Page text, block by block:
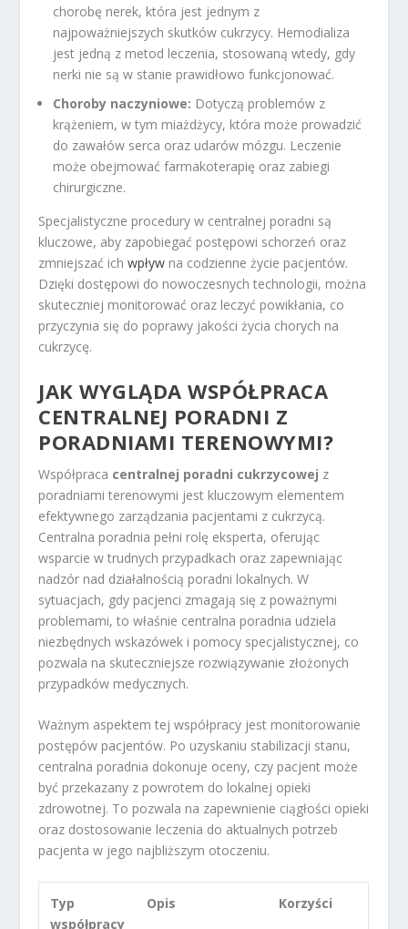
chorobę nerek, która jest jednym z
najpoważniejszych skutków cukrzycy. Hemodializa
jest jedną z metod leczenia, stosowaną wtedy, gdy
nerki nie są w stanie prawidłowo funkcjonować.
Choroby naczyniowe: Dotyczą problemów z
krążeniem, w tym miażdżycy, która może prowadzić
do zawałów serca oraz udarów mózgu. Leczenie
może obejmować farmakoterapię oraz zabiegi
chirurgiczne.
Specjalistyczne procedury w centralnej poradni są
kluczowe, aby zapobiegać postępowi schorzeń oraz
zmniejszać ichwpływ na codzienne życie pacjentów.
Dzięki dostępowi do nowoczesnych technologii, można
skuteczniej monitorować oraz leczyć powikłania, co
przyczynia się do poprawy jakości życia chorych na
cukrzycę.
JAK WYGLĄDA WSPÓŁPRACA
CENTRALNEJ PORADNI Z
PORADNIAMI TERENOWYMI?
Współpraca centralnej poradni cukrzycowej z
poradniami terenowymi jest kluczowym elementem
efektywnego zarządzania pacjentami z cukrzycą.
Centralna poradnia pełni rolę eksperta, oferując
wsparcie w trudnych przypadkach oraz zapewniając
nadzór nad działalnością poradni lokalnych. W
sytuacjach, gdy pacjenci zmagają się z poważnymi
problemami, to właśnie centralna poradnia udziela
niezbędnych wskazówek i pomocy specjalistycznej, co
pozwala na skuteczniejsze rozwiązywanie złożonych
przypadków medycznych.
Ważnym aspektem tej współpracy jest monitorowanie
postępów pacjentów. Po uzyskaniu stabilizacji stanu,
centralna poradnia dokonuje oceny, czy pacjent może
być przekazany z powrotem do lokalnej opieki
zdrowotnej. To pozwala na zapewnienie ciągłości opieki
oraz dostosowanie leczenia do aktualnych potrzeb
pacjenta w jego najbliższym otoczeniu.
Typ
współpracy
Opis Korzyści